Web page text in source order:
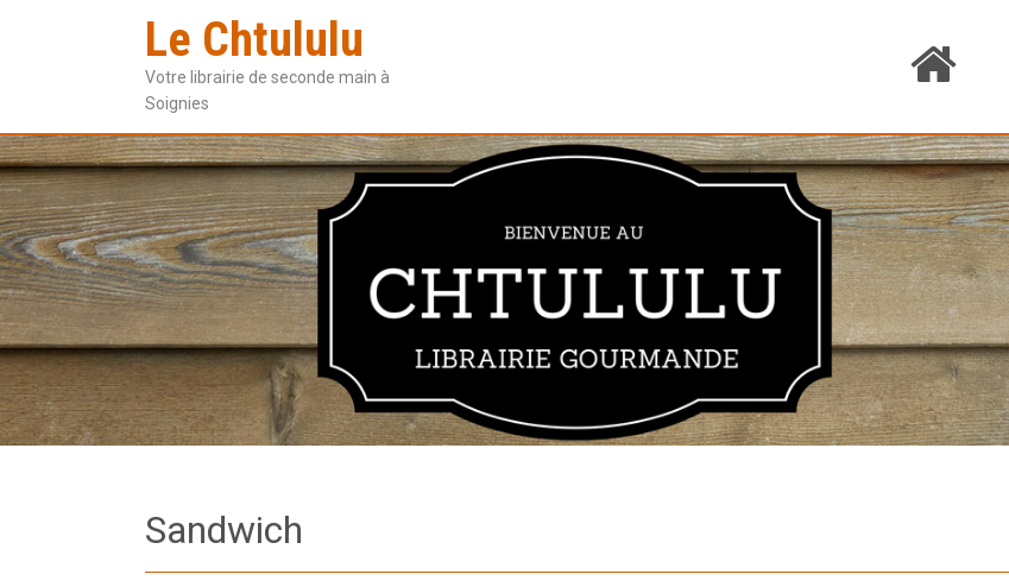
Le Chtululu
Votre librairie de seconde main à
Soignies
Sandwich